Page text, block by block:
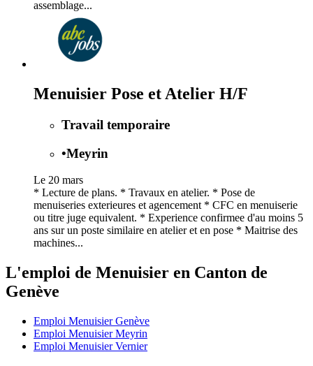
assemblage...
Menuisier Pose et Atelier H/F
Travail temporaire
•Meyrin
Le 20 mars
* Lecture de plans. * Travaux en atelier. * Pose de
menuiseries exterieures et agencement * CFC en menuiserie
ou titre juge equivalent. * Experience confirmee d'au moins 5
ans sur un poste similaire en atelier et en pose * Maitrise des
machines...
L'emploi de Menuisier en Canton de
Genève
Emploi Menuisier Genève
Emploi Menuisier Meyrin
Emploi Menuisier Vernier